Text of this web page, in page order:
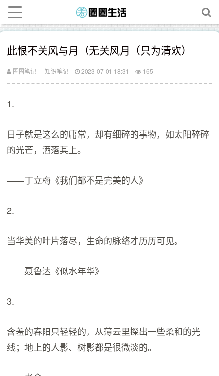
此恨不关风与月（无关风月（只为清欢）
圈圈笔记 知识笔记 2023-07-01 18:31 165
1.
日子就是这么的庸常，却有细碎的事物，如太阳碎碎
的光芒，洒落其上。
——丁立梅《我们都不是完美的人》
2.
当华美的叶片落尽，生命的脉络才历历可见。
——聂鲁达《似水年华》
3.
含羞的春阳只轻轻的，从薄云里探出一些柔和的光
线；地上的人影、树影都是很微淡的。